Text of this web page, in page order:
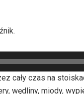
cały czas na
wędliny, miody,